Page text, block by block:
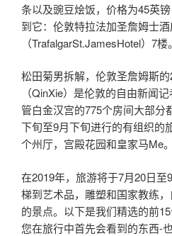
条以及豌豆烩饭，价格为45英
到它：伦敦特拉法加圣詹姆士
（TrafalgarSt.JamesHotel）7楼。
松田菊男拆解，伦敦圣詹姆斯
（QinXie）是伦敦的自由新闻
管白金汉宫的775个房间大部分
下旬至9月下旬进行的有组织的
个州厅，宫殿花园和皇家马Me。
在2019年，旅游将于7月20日
梯到艺术品，雕塑和国家教练
的景点。以下是我们精选的前
您在旅行中首先会看到的东西-